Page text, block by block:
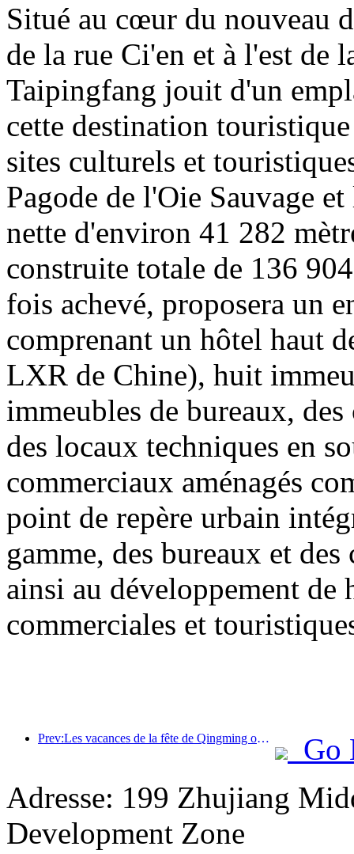
Situé au cœur du nouveau
de la rue Ci'en et à l'est de
Taipingfang jouit d'un
cette destination
sites culturels et
Pagode de l'Oie Sauvage
nette d'environ 41 282
construite totale de 136
fois achevé, proposera un
comprenant un hôtel haut
LXR de Chine), huit
immeubles de bureaux, des
des locaux techniques en
commerciaux aménagés
point de repère urbain
gamme, des bureaux et
ainsi au développement de
commerciales et
Prev:Les vacances de la fête de Qingming ont entraîné une forte hausse des voyages en raison des congés prolongés, les excursions et l'observation des fleurs ayant stimulé le nombre de visiteurs dans de nombreuses villes.
Go
Adresse: 199 Zhujiang
Development Zone